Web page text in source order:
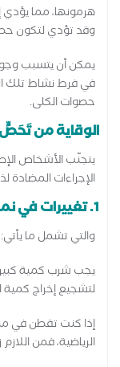
هرمونها، مما
وقد تؤدي لتكون
يمكن أن يتسبب
في فرط نشاط تلك
حصوات الكلى.
الوقاية من
يتجنّب الأشخاص
الإجراءات المضادة
1. تغييرات في نمط الحياة
والتي تشمل ما يأتي:
لتشجيع إخراج كمية
إذا كنت تقطن في
الرياضية، فمن